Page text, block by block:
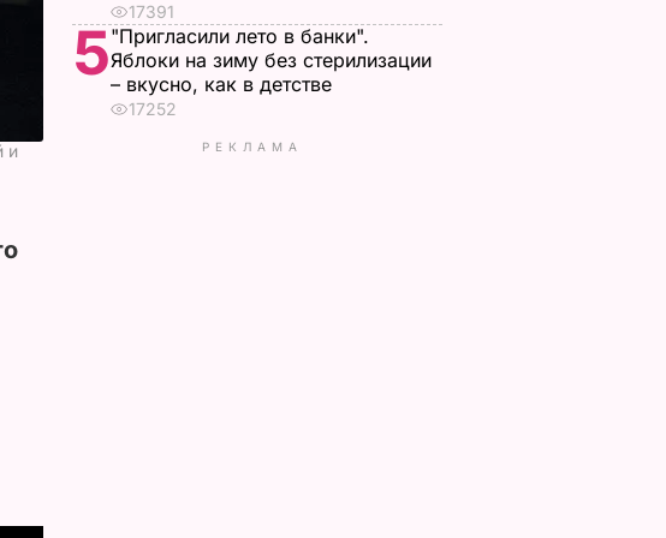
и
17391
5"Пригласили лето в банки".
Яблоки на зиму без стерилизации
– вкусно, как в детстве
17252
РЕКЛАМА